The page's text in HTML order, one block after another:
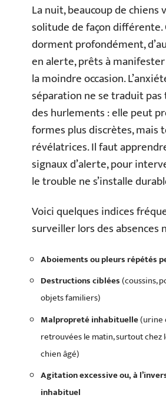
La nuit, beaucoup de chiens
solitude de façon
dorment profondément,
en alerte, prêts à
la moindre occasion.
séparation ne se traduit
des hurlements : elle peut
formes plus discrètes, mais
révélatrices. Il faut
signaux d’alerte, pour
le trouble ne s’installe
Voici quelques indices
surveiller lors des absences
Aboiements ou pleurs répétés
Destructions ciblées(coussins,
objets familiers)
Malpropreté inhabituelle(urine
retrouvées le matin, surtout chez
chien âgé)
Agitation excessive ou, à
inhabituel